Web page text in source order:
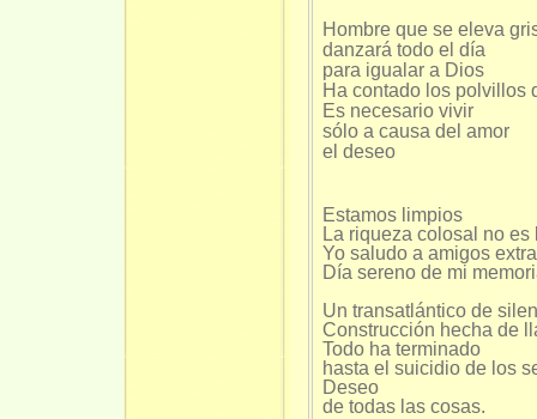
Hombre que se eleva
danzará todo el día
para igualar a Dios
Ha contado los polvillos
Es necesario vivir
sólo a causa del amor
el deseo
Estamos limpios
La riqueza colosal no
Yo saludo a amigos
Día sereno de mi
Un transatlántico de
Construcción hecha de
Todo ha terminado
hasta el suicidio de los
Deseo
de todas las cosas.